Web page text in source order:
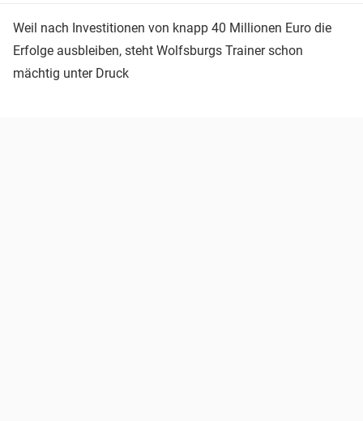
Weil nach Investitionen von knapp 40 Millionen Euro die
Erfolge ausbleiben, steht Wolfsburgs Trainer schon
mächtig unter Druck